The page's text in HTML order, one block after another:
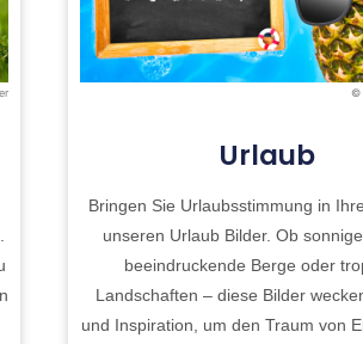
©
Urlaub
Bringen Sie Urlaubsstimmung in
unseren Urlaub Bilder. Ob
beeindruckende Berge oder
Landschaften – diese Bilder
und Inspiration, um den Traum von